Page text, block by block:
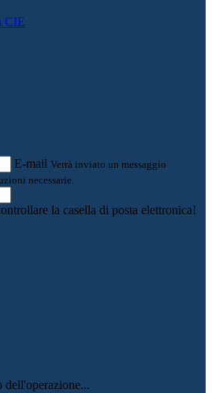
CIE
E-mail Verrà inviato un messaggio
necessarie.
la casella di posta elettronica!
dell'operazione...